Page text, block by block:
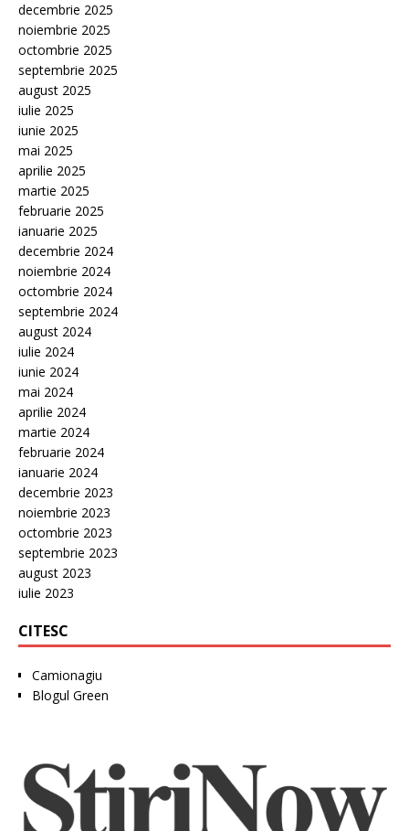
decembrie 2025
noiembrie 2025
octombrie 2025
septembrie 2025
august 2025
iulie 2025
iunie 2025
mai 2025
aprilie 2025
martie 2025
februarie 2025
ianuarie 2025
decembrie 2024
noiembrie 2024
octombrie 2024
septembrie 2024
august 2024
iulie 2024
iunie 2024
mai 2024
aprilie 2024
martie 2024
februarie 2024
ianuarie 2024
decembrie 2023
noiembrie 2023
octombrie 2023
septembrie 2023
august 2023
iulie 2023
CITESC
Camionagiu
Blogul Green